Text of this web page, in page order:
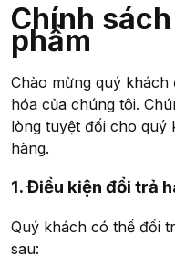
Chính
phẩm
Chào mừng quý
hóa của chúng tôi.
lòng tuyệt đối cho quý
hàng.
1. Điều kiện đổi trả
Quý khách có thể đổi
sau: